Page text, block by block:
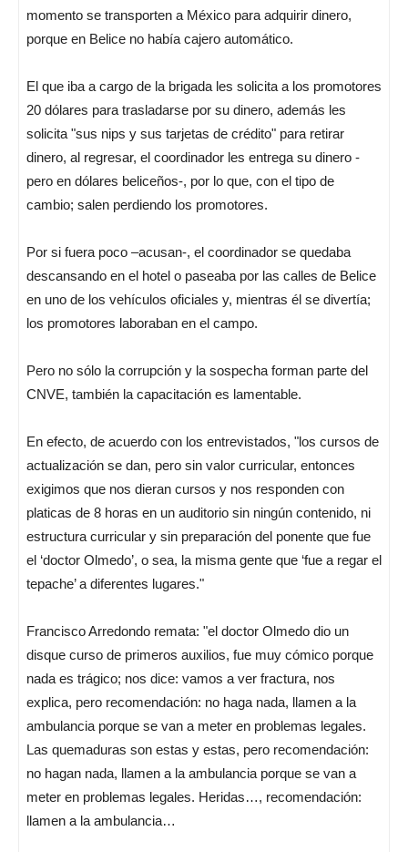
momento se transporten a México para adquirir dinero,
porque en Belice no había cajero automático.
El que iba a cargo de la brigada les solicita a los promotores
20 dólares para trasladarse por su dinero, además les
solicita "sus nips y sus tarjetas de crédito" para retirar
dinero, al regresar, el coordinador les entrega su dinero -
pero en dólares beliceños-, por lo que, con el tipo de
cambio; salen perdiendo los promotores.
Por si fuera poco –acusan-, el coordinador se quedaba
descansando en el hotel o paseaba por las calles de Belice
en uno de los vehículos oficiales y, mientras él se divertía;
los promotores laboraban en el campo.
Pero no sólo la corrupción y la sospecha forman parte del
CNVE, también la capacitación es lamentable.
En efecto, de acuerdo con los entrevistados, "los cursos de
actualización se dan, pero sin valor curricular, entonces
exigimos que nos dieran cursos y nos responden con
platicas de 8 horas en un auditorio sin ningún contenido, ni
estructura curricular y sin preparación del ponente que fue
el ‘doctor Olmedo’, o sea, la misma gente que ‘fue a regar el
tepache’ a diferentes lugares."
Francisco Arredondo remata: "el doctor Olmedo dio un
disque curso de primeros auxilios, fue muy cómico porque
nada es trágico; nos dice: vamos a ver fractura, nos
explica, pero recomendación: no haga nada, llamen a la
ambulancia porque se van a meter en problemas legales.
Las quemaduras son estas y estas, pero recomendación:
no hagan nada, llamen a la ambulancia porque se van a
meter en problemas legales. Heridas…, recomendación:
llamen a la ambulancia…